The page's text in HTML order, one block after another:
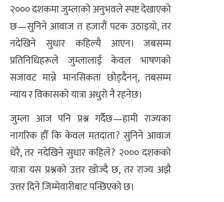
२००० दशकमा जुम्लाको अनुभवले स्पष्ट देखाएको
छ—सुनिने आवाज त हजारौं पटक उठाइयो, तर
नदेखिने सुधार कहिल्यै आएन। जबसम्म
प्रतिनिधिहरूले जुम्लालाई केवल भाषणको
सजावट मान्ने मानसिकता छोड्दैनन्, तबसम्म
न्याय र विकासको यात्रा अधुरो नै रहनेछ।
जुम्ला आज पनि प्रश्न गर्दैछ—हामी राज्यका
नागरिक हौँ कि केवल मतदाता? सुनिने आवाज
धेरै, तर नदेखिने सुधार कहिले? २००० दशकको
यात्रा यस प्रश्नको उत्तर खोज्दै छ, तर राज्य अझै
उत्तर दिने जिम्मेवारीबाट पन्छिएको छ।